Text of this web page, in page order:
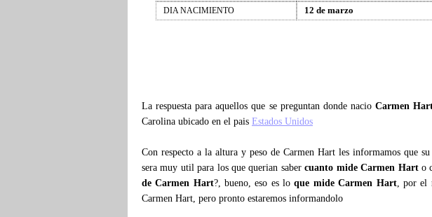
DIA NACIMIENTO 12 de marzo
La respuesta para aquellos que se preguntan donde nacio Carmen
Carolina ubicado en el pais Estados Unidos
Con respecto a la altura y peso de Carmen Hart les informamos que su
sera muy util para los que querian sabercuanto mide Carmen Harto
de Carmen Hart?, bueno, eso es loque mide Carmen Hart, por el
Carmen Hart, pero pronto estaremos informandolo